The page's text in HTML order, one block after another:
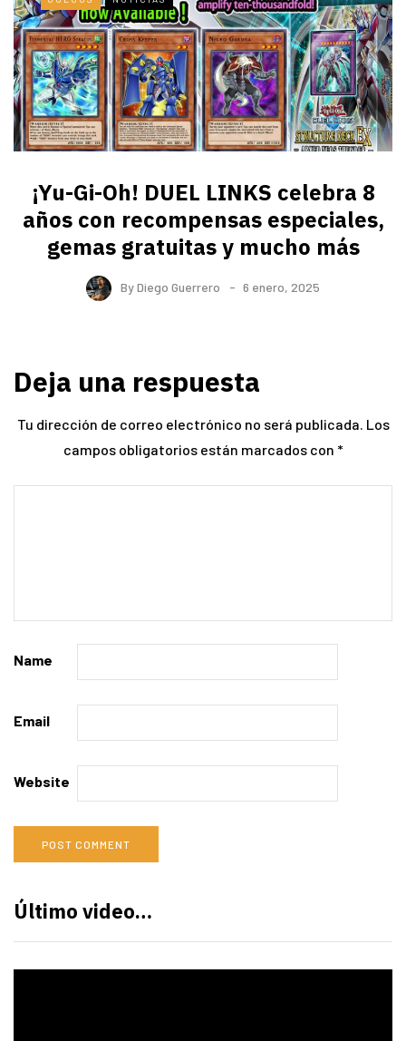
¡Yu-Gi-Oh! DUEL LINKS celebra 8
años con recompensas especiales,
gemas gratuitas y mucho más
ByDiego Guerrero 6 enero, 2025
Deja una respuesta
Tu dirección de correo electrónico no será publicada. Los
campos obligatorios están marcados con *
Name
Email
Website
Último video…